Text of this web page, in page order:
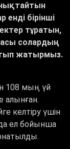
бірінші
тұратын,
солардың
жатырмыз.
108 мың үй
алынған.
келтіру үшін
ел бойынша